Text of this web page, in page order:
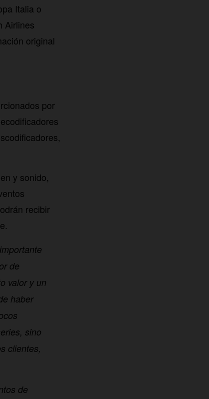
Italia o
Airlines
original
por
y sonido,
recibir
de
valor y un
haber
sino
clientes,
de